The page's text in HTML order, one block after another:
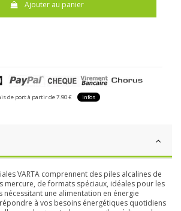
Ajouter au panier
de port à partir de 7.90 € infos
VARTA comprennent des piles alcalines de
mercure, de formats spéciaux, idéales pour les
une alimentation en énergie
à vos besoins énergétiques quotidiens